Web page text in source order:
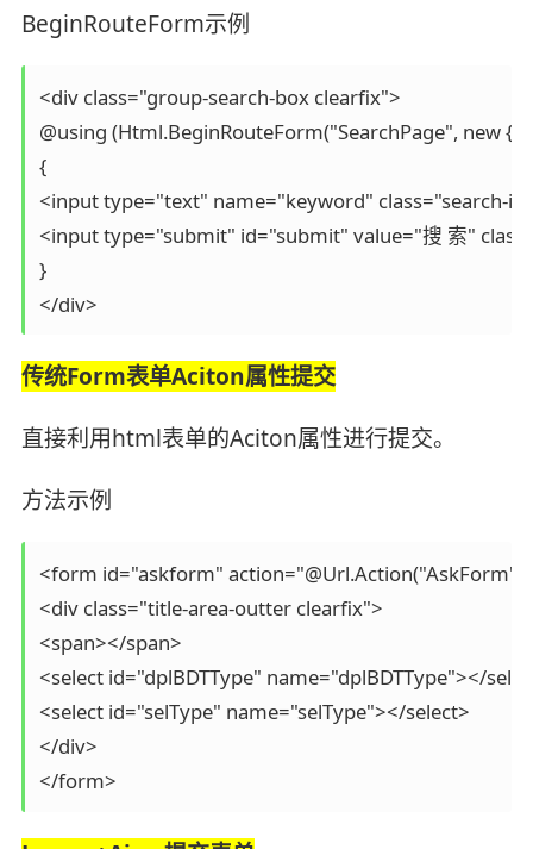
BeginRouteForm示例
<div class="group-search-box clearfix">
@using (Html.BeginRouteForm("SearchPage", new
{
<input type="text" name="keyword" class="search-
<input type="submit" id="submit" value="搜 索"
}
</div>
传统Form表单Aciton属性提交
直接利用html表单的Aciton属性进行提交。
方法示例
<form id="askform"
<div class="title-area-outter clearfix">
<span></span>
<select id="dplBDTType" name="dplBDTType"></
<select id="selType" name="selType"></select>
</div>
</form>